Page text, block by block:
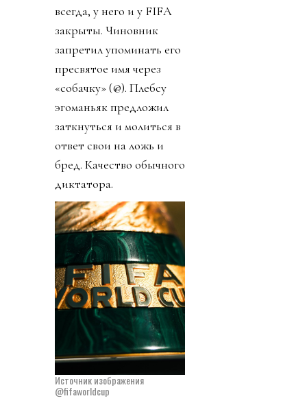
всегда, у него и у FIFA
закрыты. Чиновник
запретил упоминать его
пресвятое имя через
«собачку» (@). Плебсу
эгоманьяк предложил
заткнуться и молиться в
ответ свои на ложь и
бред. Качество обычного
диктатора.
Источник изображения
@fifaworldcup